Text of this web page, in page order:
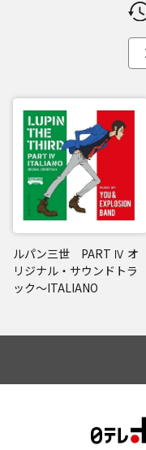
ルパン三世 PART Ⅳ オ
リジナル・サウンドトラ
ック～ITALIANO